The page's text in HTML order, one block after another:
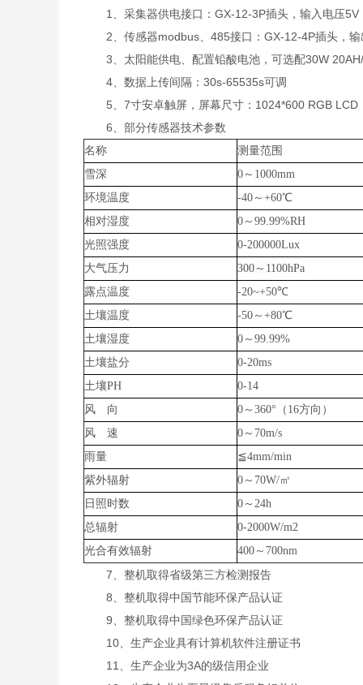
1、采集器供电接口：GX-12-3P插头，输入电压5V
2、传感器modbus、485接口：GX-12-4P插头，输
3、太阳能供电、配置铅酸电池，可选配30W 20AH/
4、数据上传间隔：30s-65535s可调
5、7寸安卓触屏，屏幕尺寸：1024*600 RGB LCD
6、部分传感器技术参数
名称
测量范围
雪深
0～1000mm
环境温度
-40～+60℃
相对湿度
0～99.99%RH
光照强度
0-200000Lux
大气压力
300～ 1100hPa
露点温度
-20~+50℃
土壤温度
-50～+80℃
土壤湿度
0～99.99%
土壤盐分
0-20ms
土壤PH
0-14
风 向
0～360°（16方向）
风 速
0～70m/s
雨量
≦4mm/min
紫外辐射
0～70W/㎡
日照时数
0～24h
总辐射
0-2000W/m2
光合有效辐射
400～700nm
7、整机取得省级第三方检测报告
8、整机取得中国节能环保产品认证
9、整机取得中国绿色环保产品认证
10、生产企业具有计算机软件注册证书
11、生产企业为3A的级信用企业